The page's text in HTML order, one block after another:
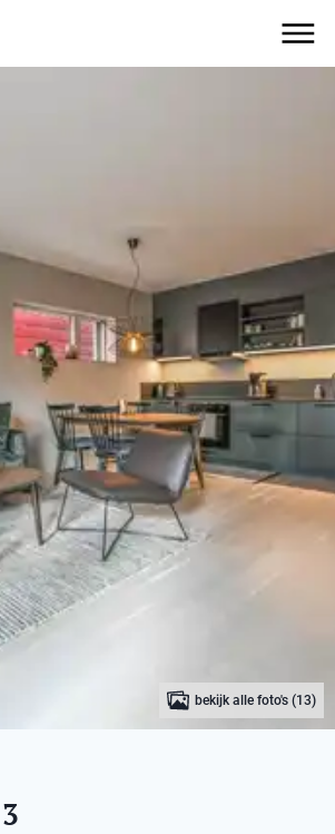
bekijk alle foto's (13)